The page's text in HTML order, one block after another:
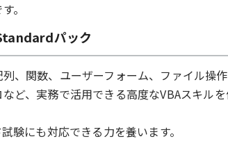
。
パック
、関数、ユーザーフォーム、ファイル操
ど、実務で活用できる高度なVBAスキル
験にも対応できる力を養います。